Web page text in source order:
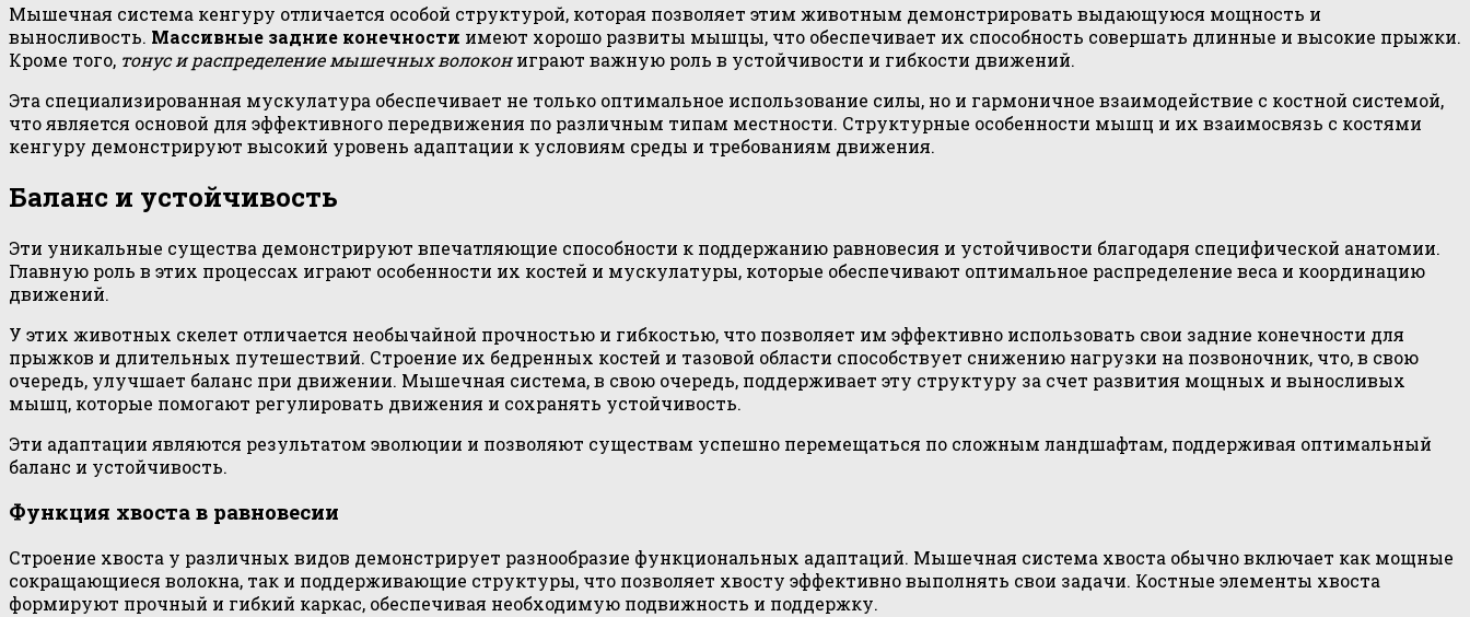
Мышечная система кенгуру отличается особой структурой, которая позволяет этим животным демонстрировать выдающуюся мощность и
выносливость. Массивные задние конечности имеют хорошо развиты мышцы, что обеспечивает их способность совершать длинные и высокие прыжки.
Кроме того, тонус и распределение мышечных волокониграют важную роль в устойчивости и гибкости движений.
Эта специализированная мускулатура обеспечивает не только оптимальное использование силы, но и гармоничное взаимодействие с костной системой,
что является основой для эффективного передвижения по различным типам местности. Структурные особенности мышц и их взаимосвязь с костями
кенгуру демонстрируют высокий уровень адаптации к условиям среды и требованиям движения.
Баланс и устойчивость
Эти уникальные существа демонстрируют впечатляющие способности к поддержанию равновесия и устойчивости благодаря специфической анатомии.
Главную роль в этих процессах играют особенности их костей и мускулатуры, которые обеспечивают оптимальное распределение веса и координацию
движений.
У этих животных скелет отличается необычайной прочностью и гибкостью, что позволяет им эффективно использовать свои задние конечности для
прыжков и длительных путешествий. Строение их бедренных костей и тазовой области способствует снижению нагрузки на позвоночник, что, в свою
очередь, улучшает баланс при движении. Мышечная система, в свою очередь, поддерживает эту структуру за счет развития мощных и выносливых
мышц, которые помогают регулировать движения и сохранять устойчивость.
Эти адаптации являются результатом эволюции и позволяют существам успешно перемещаться по сложным ландшафтам, поддерживая оптимальный
баланс и устойчивость.
Функция хвоста в равновесии
Строение хвоста у различных видов демонстрирует разнообразие функциональных адаптаций. Мышечная система хвоста обычно включает как мощные
сокращающиеся волокна, так и поддерживающие структуры, что позволяет хвосту эффективно выполнять свои задачи. Костные элементы хвоста
формируют прочный и гибкий каркас, обеспечивая необходимую подвижность и поддержку.